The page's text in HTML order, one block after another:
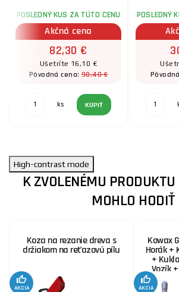
POSLEDNÝ KUS ZA TÚTO CENU
Akčná cena
82,30 €
Ušetríte 16,10 €
Pôvodná cena:98,40 €
ks KÚPIŤ
POSLEDNÝ
High-contrast mode
K ZVOLENÉMU
MOHLO HODIŤ
Koza na rezanie dreva s
držiakom na reťazovú pílu
AKCIA
Kowax
Horák +
+
Vozík
AKCIA